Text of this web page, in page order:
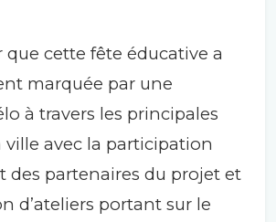
que cette fête éducative a
marquée par une
à travers les principales
ville avec la participation
des partenaires du projet et
d’ateliers portant sur le